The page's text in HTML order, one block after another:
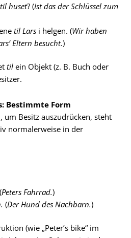
til huset? (Ist das der Schlüssel zum
til Lars i helgen. (Wir haben
Eltern besucht.)
til ein Objekt (z. B. Buch oder
Bestimmte Form
um Besitz auszudrücken, steht
normalerweise in der
(Peters Fahrrad.)
(Der Hund des Nachbarn.)
(wie „Peter’s bike“ im